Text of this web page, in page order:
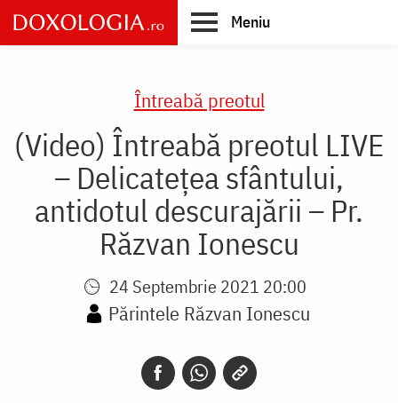
Skip
to
main
Meniu
Întreabă preotul
(Video) Întreabă preotul LIVE
– Delicatețea sfântului,
antidotul descurajării – Pr.
Răzvan Ionescu
24 Septembrie 2021 20:00
Părintele Răzvan Ionescu